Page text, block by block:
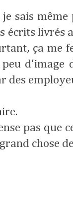
je sais
écrits livrés
ça me
d'image
des
pas que
chose